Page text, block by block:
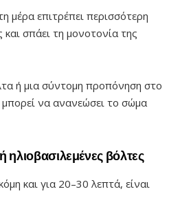
μέρα επιτρέπει περισσότερη
σπάει τη μονοτονία της
ή μια σύντομη προπόνηση στο
μπορεί να ανανεώσει το σώμα
ηλιοβασιλεμένες βόλτες
και για 20–30 λεπτά, είναι